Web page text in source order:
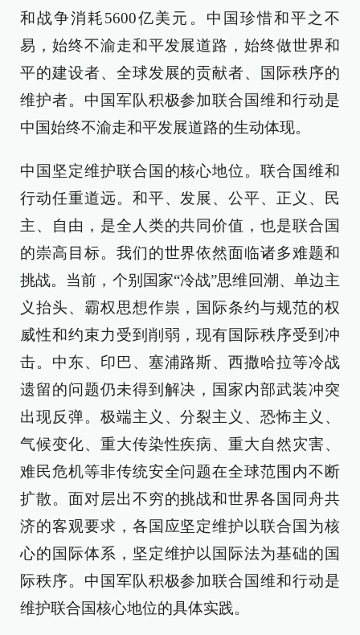
和战争消耗5600亿美元。中国珍惜和平之不
易，始终不渝走和平发展道路，始终做世界和
平的建设者、全球发展的贡献者、国际秩序的
维护者。中国军队积极参加联合国维和行动是
中国始终不渝走和平发展道路的生动体现。
中国坚定维护联合国的核心地位。联合国维和
行动任重道远。和平、发展、公平、正义、民
主、自由，是全人类的共同价值，也是联合国
的崇高目标。我们的世界依然面临诸多难题和
挑战。当前，个别国家“冷战”思维回潮、单边主
义抬头、霸权思想作祟，国际条约与规范的权
威性和约束力受到削弱，现有国际秩序受到冲
击。中东、印巴、塞浦路斯、西撒哈拉等冷战
遗留的问题仍未得到解决，国家内部武装冲突
出现反弹。极端主义、分裂主义、恐怖主义、
气候变化、重大传染性疾病、重大自然灾害、
难民危机等非传统安全问题在全球范围内不断
扩散。面对层出不穷的挑战和世界各国同舟共
济的客观要求，各国应坚定维护以联合国为核
心的国际体系，坚定维护以国际法为基础的国
际秩序。中国军队积极参加联合国维和行动是
维护联合国核心地位的具体实践。